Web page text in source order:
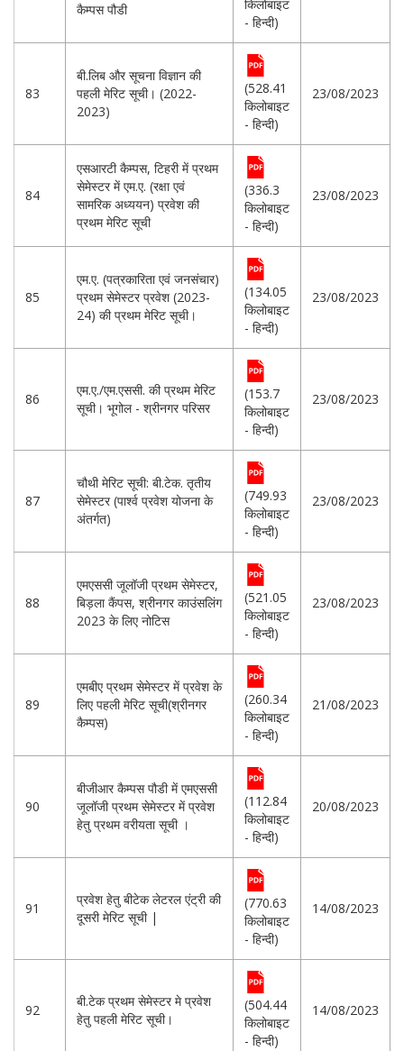
कैम्पस पौडी
किलोबाइट
- हिन्दी)
83
बी.लिब और सूचना विज्ञान की
पहली मेरिट सूची। (2022-
2023)
(528.41
किलोबाइट
- हिन्दी)
23/08/2023
84
एसआरटी कैम्पस, टिहरी में प्रथम
सेमेस्टर में एम.ए. (रक्षा एवं
सामरिक अध्ययन) प्रवेश की
प्रथम मेरिट सूची
(336.3
किलोबाइट
- हिन्दी)
23/08/2023
85
एम.ए. (पत्रकारिता एवं जनसंचार)
प्रथम सेमेस्टर प्रवेश (2023-
24) की प्रथम मेरिट सूची।
(134.05
किलोबाइट
- हिन्दी)
23/08/2023
86
एम.ए./एम.एससी. की प्रथम मेरिट
सूची। भूगोल - श्रीनगर परिसर
(153.7
किलोबाइट
- हिन्दी)
23/08/2023
87
चौथी मेरिट सूची: बी.टेक. तृतीय
सेमेस्टर (पार्श्व प्रवेश योजना के
अंतर्गत)
(749.93
किलोबाइट
- हिन्दी)
23/08/2023
88
एमएससी जूलॉजी प्रथम सेमेस्टर,
बिड़ला कैंपस, श्रीनगर काउंसलिंग
2023 के लिए नोटिस
(521.05
किलोबाइट
- हिन्दी)
23/08/2023
89
एमबीए प्रथम सेमेस्टर में प्रवेश के
लिए पहली मेरिट सूची(श्रीनगर
कैम्पस)
(260.34
किलोबाइट
- हिन्दी)
21/08/2023
90
बीजीआर कैम्पस पौडी में एमएससी
जूलॉजी प्रथम सेमेस्टर में प्रवेश
हेतु प्रथम वरीयता सूची ।
(112.84
किलोबाइट
- हिन्दी)
20/08/2023
91
प्रवेश हेतु बीटेक लेटरल एंट्री की
दूसरी मेरिट सूची |
(770.63
किलोबाइट
- हिन्दी)
14/08/2023
92
बी.टेक प्रथम सेमेस्टर मे प्रवेश
हेतु पहली मेरिट सूची।
(504.44
किलोबाइट
- हिन्दी)
14/08/2023